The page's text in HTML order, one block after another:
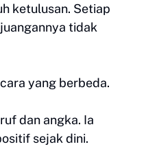
ketulusan. Setiap
tidak
yang berbeda.
dan angka. Ia
sejak dini.